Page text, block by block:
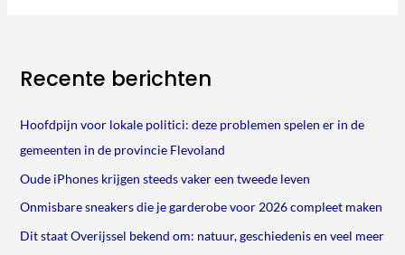
Recente berichten
Hoofdpijn voor lokale politici: deze problemen spelen er in de
gemeenten in de provincie Flevoland
Oude iPhones krijgen steeds vaker een tweede leven
Onmisbare sneakers die je garderobe voor 2026 compleet maken
Dit staat Overijssel bekend om: natuur, geschiedenis en veel meer